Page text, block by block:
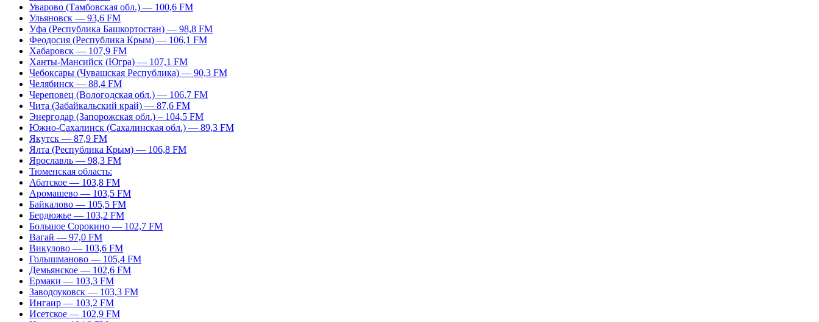
Уварово (Тамбовская обл.) — 100,6 FM
Ульяновск — 93,6 FM
Уфа (Республика Башкортостан) — 98,8 FM
Феодосия (Республика Крым) — 106,1 FM
Хабаровск — 107,9 FM
Ханты-Мансийск (Югра) — 107,1 FM
Чебоксары (Чувашская Республика) — 90,3 FM
Челябинск — 88,4 FM
Череповец (Вологодская обл.) — 106,7 FM
Чита (Забайкальский край) — 87,6 FM
Энергодар (Запорожская обл.) – 104,5 FM
Южно-Сахалинск (Сахалинская обл.) — 89,3 FM
Якутск — 87,9 FM
Ялта (Республика Крым) — 106,8 FM
Ярославль — 98,3 FM
Тюменская область:
Абатское — 103,8 FM
Аромашево — 103,5 FM
Байкалово — 105,5 FM
Бердюжье — 103,2 FM
Большое Сорокино — 102,7 FM
Вагай — 97,0 FM
Викулово — 103,6 FM
Голышманово — 105,4 FM
Демьянское — 102,6 FM
Ермаки — 103,3 FM
Заводоуковск — 103,3 FM
Ингаир — 103,2 FM
Исетское — 102,9 FM